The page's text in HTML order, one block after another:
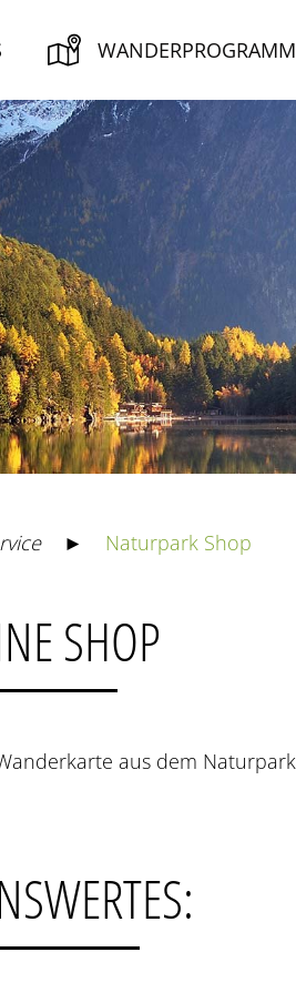
WANDERPROGRAMM
► Naturpark Shop
SHOP
aus dem